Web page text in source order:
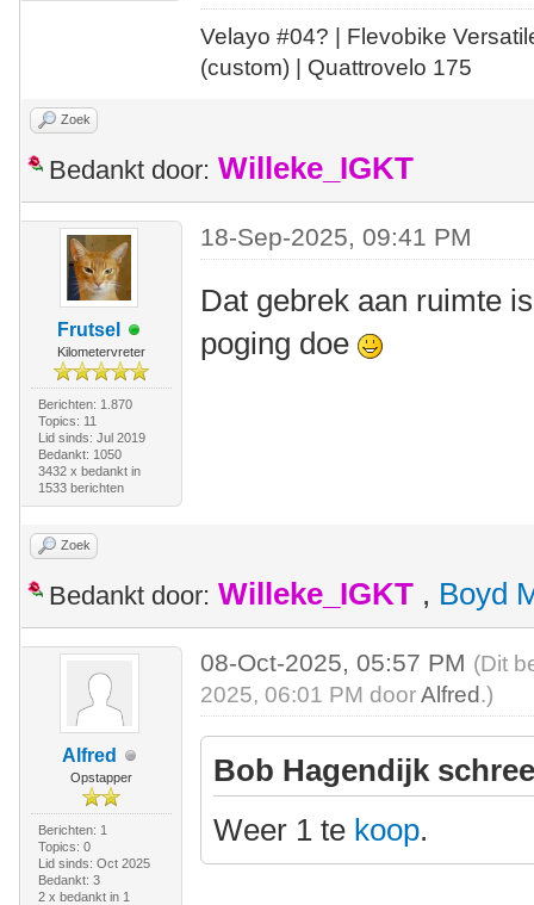
Velayo #04? | Flevobike
(custom) | Quattrovelo 175
Zoek
Bedankt door: Willeke_IGKT
Frutsel
Kilometervreter
Berichten: 1.870
Topics: 11
Lid sinds: Jul 2019
Bedankt: 1050
3432 x bedankt in
1533 berichten
18-Sep-2025, 09:41 PM
Dat gebrek aan ruimte
poging doe
Zoek
Bedankt door: Willeke_IGKT , Boyd
Alfred
Opstapper
Berichten: 1
Topics: 0
Lid sinds: Oct 2025
Bedankt: 3
2 x bedankt in 1
08-Oct-2025, 05:57 PM (Dit
2025, 06:01 PM doorAlfred.)
Bob Hagendijk
Weer 1 te koop.